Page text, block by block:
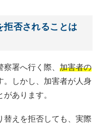
拒否されることは
署へ行く際、 加害者の
。しかし、加害者が人身
あります。
替えを拒否しても、実際